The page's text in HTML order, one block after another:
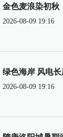
金色麦浪染初秋
2026-08-09 19:16
绿色海岸 风电长
2026-08-09 19:16